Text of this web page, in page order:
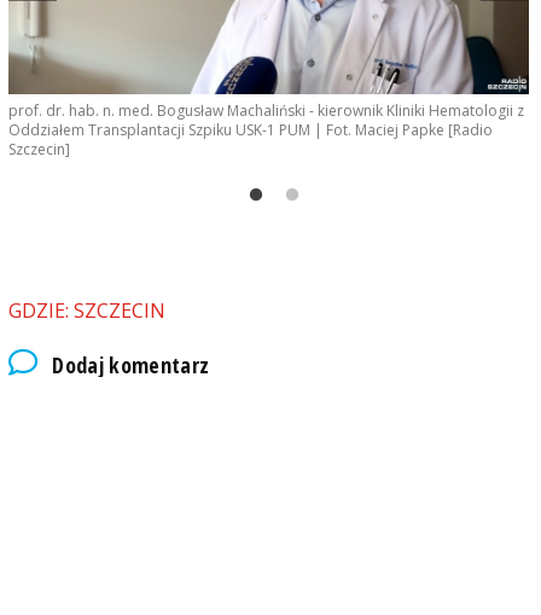
prof. dr. hab. n. med. Bogusław Machaliński - kierownik Kliniki Hematologii z
Oddziałem Transplantacji Szpiku USK-1 PUM | Fot. Maciej Papke [Radio
Szczecin]
GDZIE: SZCZECIN
Dodaj komentarz